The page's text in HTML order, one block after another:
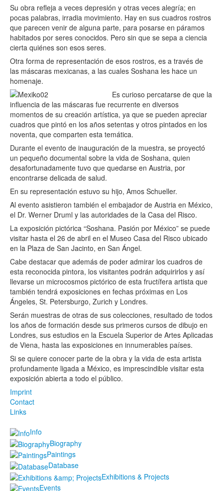
Su obra refleja a veces depresión y otras veces alegría; en
pocas palabras, irradia movimiento. Hay en sus cuadros rostros
que parecen venir de alguna parte, para posarse en páramos
habitados por seres conocidos. Pero sin que se sepa a ciencia
cierta quiénes son esos seres.
Otra forma de representación de esos rostros, es a través de
las máscaras mexicanas, a las cuales Soshana les hace un
homenaje.
Es curioso percatarse de que la
influencia de las máscaras fue recurrente en diversos
momentos de su creación artística, ya que se pueden apreciar
cuadros que pintó en los años setentas y otros pintados en los
noventa, que comparten esta temática.
Durante el evento de inauguración de la muestra, se proyectó
un pequeño documental sobre la vida de Soshana, quien
desafortunadamente tuvo que quedarse en Austria, por
encontrarse delicada de salud.
En su representación estuvo su hijo, Amos Schueller.
Al evento asistieron también el embajador de Austria en México,
el Dr. Werner Druml y las autoridades de la Casa del Risco.
La exposición pictórica “Soshana. Pasión por México” se puede
visitar hasta el 26 de abril en el Museo Casa del Risco ubicado
en la Plaza de San Jacinto, en San Ángel.
Cabe destacar que además de poder admirar los cuadros de
esta reconocida pintora, los visitantes podrán adquirirlos y así
llevarse un microcosmos pictórico de esta fructífera artista que
también tendrá exposiciones en fechas próximas en Los
Ángeles, St. Petersburgo, Zurich y Londres.
Serán muestras de otras de sus colecciones, resultado de todos
los años de formación desde sus primeros cursos de dibujo en
Londres, sus estudios en la Escuela Superior de Artes Aplicadas
de Viena, hasta las exposiciones en innumerables países.
Si se quiere conocer parte de la obra y la vida de esta artista
profundamente ligada a México, es imprescindible visitar esta
exposición abierta a todo el público.
Imprint
Contact
Links
Info
Biography
Paintings
Database
Exhibitions & Projects
Events